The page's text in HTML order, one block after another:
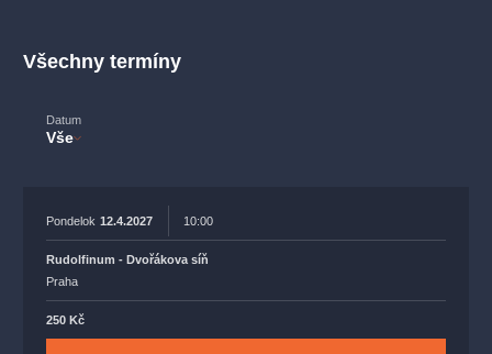
Všechny termíny
Datum
Vše
Pondelok 12.4.2027 10:00
Rudolfinum - Dvořákova síň
Praha
250 Kč